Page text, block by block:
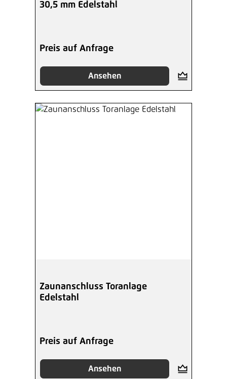
30,5 mm Edelstahl
Preis auf Anfrage
Ansehen
Zaunanschluss Toranlage
Edelstahl
Preis auf Anfrage
Ansehen